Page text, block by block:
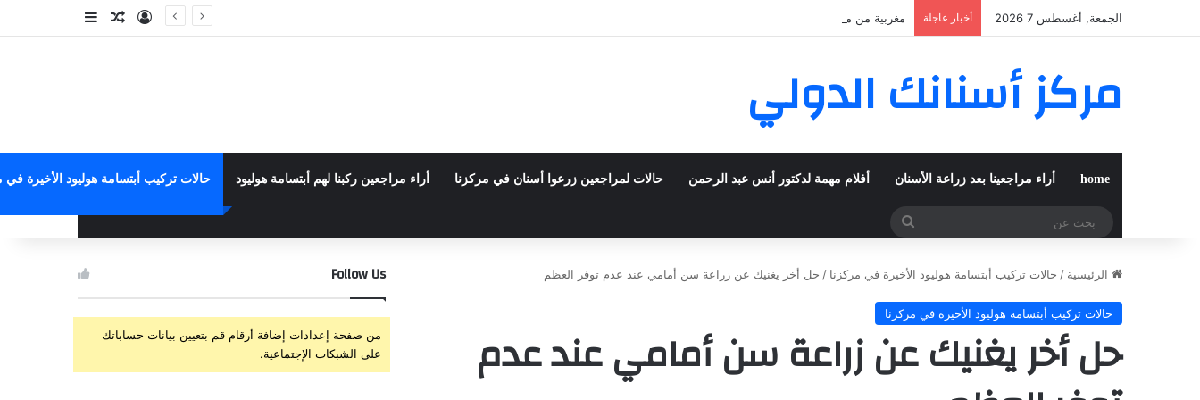
الجمعة, أغسطس 7 2026 أخبار عاجلة مغربية من مراكش تعيش في فرنسا ركبت أبتسامة هوليود تسجيل الدخول
مقال عشوائي
إضافة عمود
مركز أسنانك الدولي
home أراء مراجعينا بعد زراعة الأسنان أفلام مهمة لدكتور أنس عبد الرحمن حالات لمراجعين زرعوا أسنان في مركزنا أراء مراجعين ركبنا لهم أبتسامة هوليود حالات تركيب أبتسامة هوليود الأخيرة في
بحث
الرئيسية / حالات تركيب أبتسامة هوليود الأخيرة في مركزنا / حل أخر يغنيك عن زراعة سن أمامي عند عدم توفر العظم
حالات تركيب أبتسامة هوليود الأخيرة في مركزنا
حل أخر يغنيك عن زراعة سن أمامي عند عدم
Follow Us
من صفحة إعدادات إضافة أرقام قم بتعيين بيانات حساباتك
على الشبكات الإجتماعية.